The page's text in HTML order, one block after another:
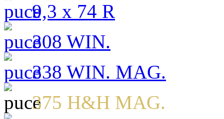
9,3 x 74 R
308 WIN.
338 WIN. MAG.
375 H&H MAG.